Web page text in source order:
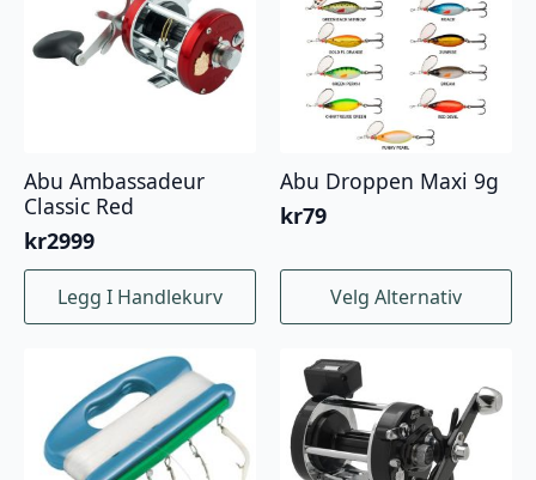
Abu Ambassadeur
Classic Red
kr2999
Legg I Handlekurv
Abu Droppen Maxi 9g
kr79
Velg Alternativ
Dette
produktet
flere
varianter.
Alternativene
kan
velges